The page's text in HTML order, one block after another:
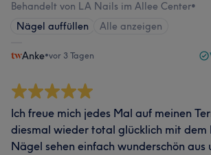
Behandelt von LA Nails im Allee Center•
Nägel auffüllen
Alle anzeigen
Anke•vor 3 Tagen
Ich freue mich jedes Mal auf meinen
diesmal wieder total glücklich mit dem
Nägel sehen einfach wunderschön aus